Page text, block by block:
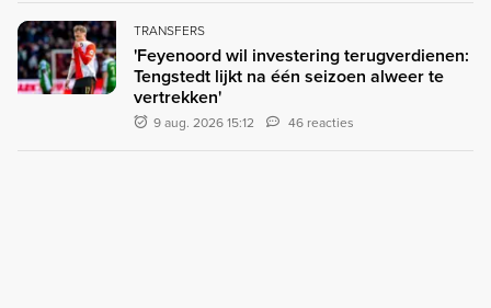
TRANSFERS
'Feyenoord wil investering terugverdienen:
Tengstedt lijkt na één seizoen alweer te
vertrekken'
9 aug. 2026 15:12 46 reacties